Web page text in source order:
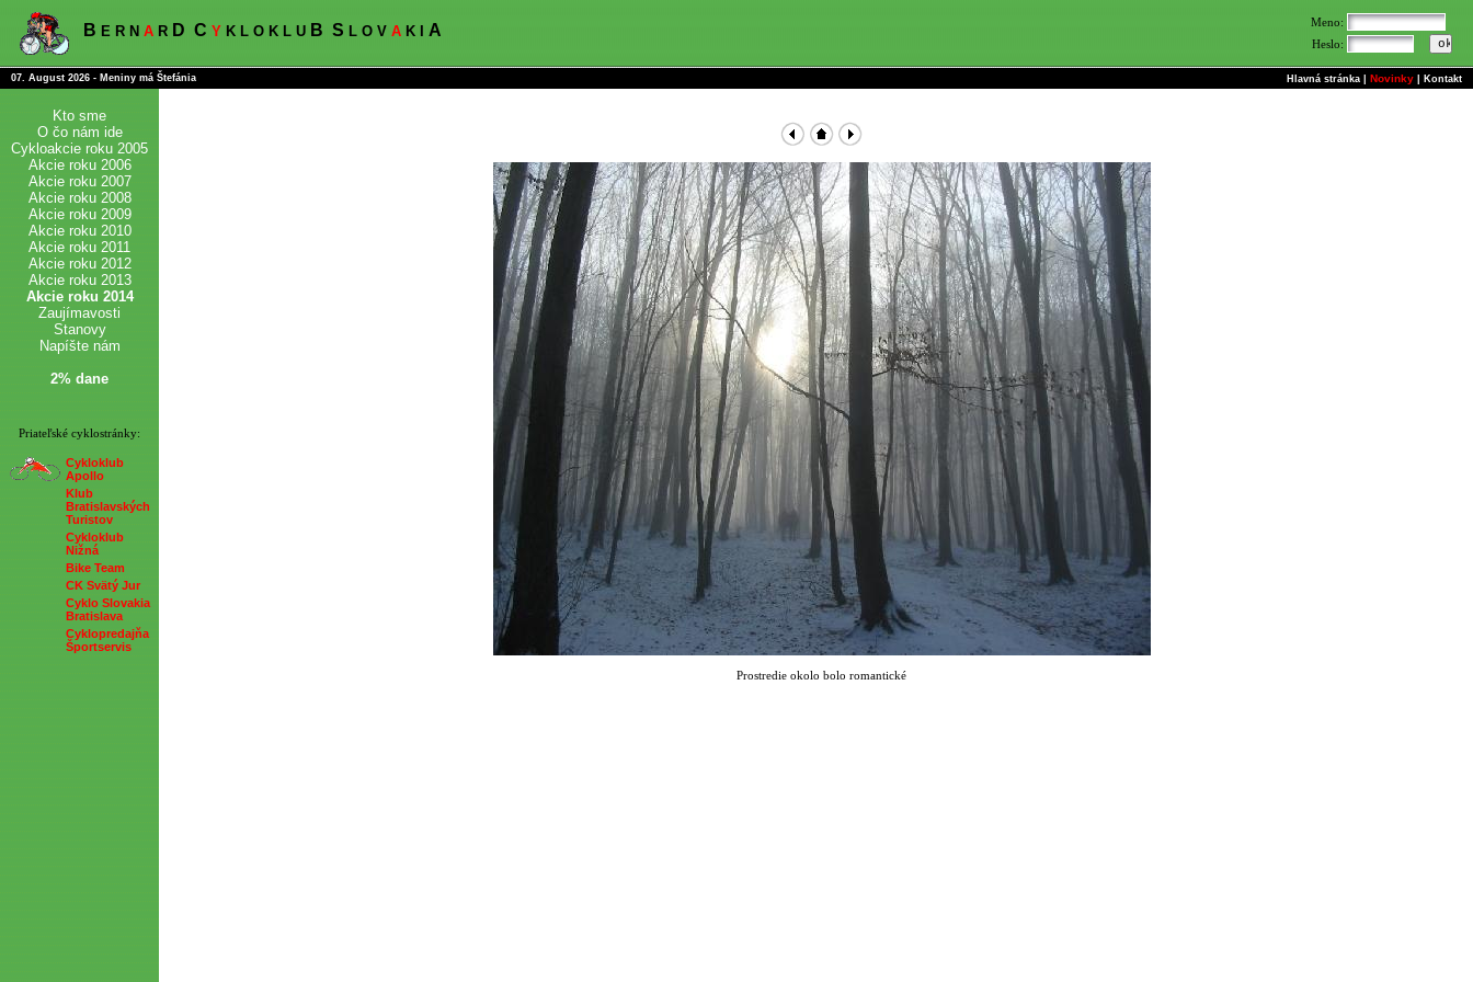
B E R N A R D C Y K L O K L U B S L O V A K I A
Meno:
Heslo:
07. August 2026 - Meniny má Štefánia Hlavná stránka Novinky Kontakt
Kto sme
O čo nám ide
Cykloakcie roku 2005
Akcie roku 2006
Akcie roku 2007
Akcie roku 2008
Akcie roku 2009
Akcie roku 2010
Akcie roku 2011
Akcie roku 2012
Akcie roku 2013
Akcie roku 2014
Zaujímavosti
Stanovy
Napíšte nám
2% dane
Priateľské cyklostránky:
Cykloklub
Apollo
Klub
Bratislavských
Turistov
Cykloklub
Nižná
Bike Team
CK Svätý Jur
Cyklo Slovakia
Bratislava
Cyklopredajňa
Športservis
Prostredie okolo bolo romantické